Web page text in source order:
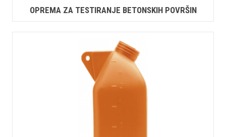
OPREMA ZA TESTIRANJE BETONSKIH POVRŠIN